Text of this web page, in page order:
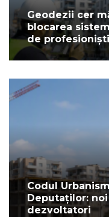
Geodezii cer
blocarea
de
Codul
Deputaților:
dezvoltatori